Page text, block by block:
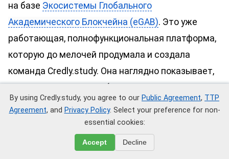
на базе Экосистемы Глобального
Академического Блокчейна (eGAB). Это уже
работающая, полнофункциональная платформа,
которую до мелочей продумала и создала
команда Credly.study. Она наглядно показывает,
Глобальной программы по управлению
цифровыми документами в реальность.
Так в чём же секрет её эффективности? Во-
By using Credly.study, you agree to our Public Agreement, TTP
Agreement, and Privacy Policy. Select your preference for non-
essential cookies:
Accept Decline